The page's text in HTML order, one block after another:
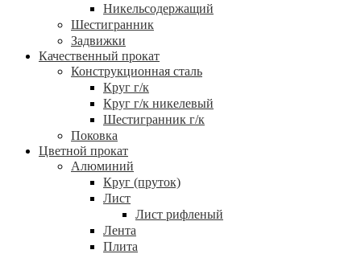
Никельсодержащий
Шестигранник
Задвижки
Качественный прокат
Конструкционная сталь
Круг г/к
Круг г/к никелевый
Шестигранник г/к
Поковка
Цветной прокат
Алюминий
Круг (пруток)
Лист
Лист рифленый
Лента
Плита